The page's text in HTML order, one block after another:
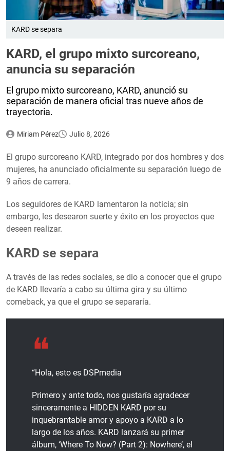
KARD se separa
KARD, el grupo mixto surcoreano,
anuncia su separación
El grupo mixto surcoreano, KARD, anunció su
separación de manera oficial tras nueve años de
trayectoria.
Miriam Pérez Julio 8, 2026
El grupo surcoreano KARD, integrado por dos hombres y dos
mujeres, ha anunciado oficialmente su separación luego de
9 años de carrera.
Los seguidores de KARD lamentaron la noticia; sin
embargo, les desearon suerte y éxito en los proyectos que
deseen realizar.
KARD se separa
A través de las redes sociales, se dio a conocer que el grupo
de KARD llevaría a cabo su última gira y su último
comeback, ya que el grupo se separaría.
“Hola, esto es DSPmedia
Primero y ante todo, nos gustaría agradecer
sinceramente a HIDDEN KARD por su
inquebrantable amor y apoyo a KARD a lo
largo de los años. KARD lanzará su primer
álbum, ‘Where To Now? (Part 2): Nowhere’, el